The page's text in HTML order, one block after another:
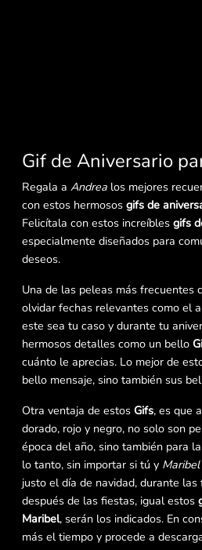
Gif de Aniversario
Regala a Andrea los mejores
con estos hermosos gifs de
Felicítala con estos increíbles gifs
especialmente diseñados para
deseos.
Una de las peleas más frecuentes
olvidar fechas relevantes como el
este sea tu caso y durante tu
hermosos detalles como un bello
cuánto le aprecias. Lo mejor de
bello mensaje, sino también sus
Otra ventaja de estos Gifs, es que
dorado, rojo y negro, no solo son
época del año, sino también para
lo tanto, sin importar si tú y Maribel
justo el día de navidad, durante
después de las fiestas, igual estos
Maribel, serán los indicados. En
más el tiempo y procede a